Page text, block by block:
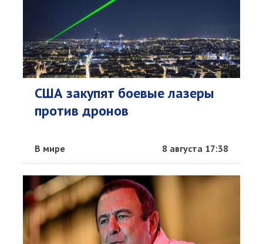
США закупят боевые лазеры
против дронов
В мире 8 августа 17:38